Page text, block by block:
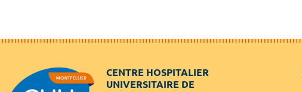
CENTRE HOSPITALIER
UNIVERSITAIRE DE